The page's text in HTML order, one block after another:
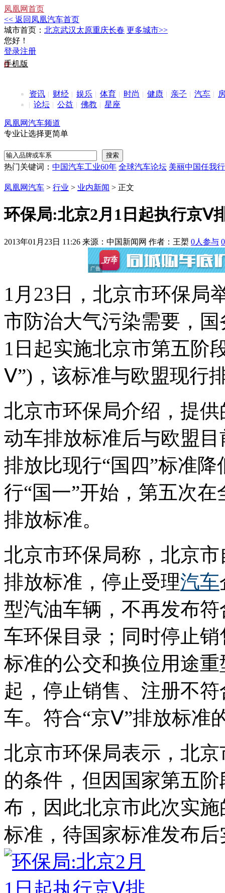
凤凰网首页
<< 返回凤凰汽车首页
城市首页： 北京武汉太原重庆长春 更多城市>>
您好！
登录注册
手机版
资讯 财经 娱乐 体育 时尚 健康 亲子 汽车
论坛
公益 佛教 星座
凤凰网汽车频道
专业让选择更简单
热门关键词： 中国汽车工业60年 全球汽车论坛 美丽中国任我行
凤凰网汽车 > 行业 > 业内新闻 > 正文
环保局:北京2月1日起执行京Ⅴ
2013年01月23日 11:26 来源：中国新闻网 作者： 王槊 0人参与 0
1月23日，北京市环保局
市防治大气污染需要，
1日起实施北京市第五阶
Ⅴ”)，该标准与欧盟现行
北京市环保局介绍，提
动车排放标准后与欧盟
排放比现行“国四”标准
行“国一”开始，第五次
排放标准。
北京市环保局称，北京
排放标准，停止受理汽车
型汽油车辆，不再发布
车环保目录；同时停止
标准的公交和换位用途
起，停止销售、注册不
车。符合“京Ⅴ”排放标准
北京市环保局表示，北
的条件，但因国家第五
布，因此北京市此次实
标准，待国家标准发布